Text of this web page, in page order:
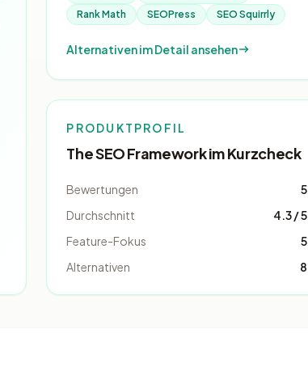
Rank Math
SEOPress SEO Squirrly
Alternativen im Detail ansehen
PRODUKTPROFIL
The SEO Framework im Kurzcheck
Bewertungen
5
Durchschnitt
4.3 / 5
Feature-Fokus
5
Alternativen
8